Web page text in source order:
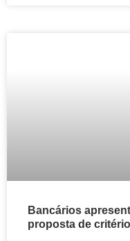
Bancários
proposta de